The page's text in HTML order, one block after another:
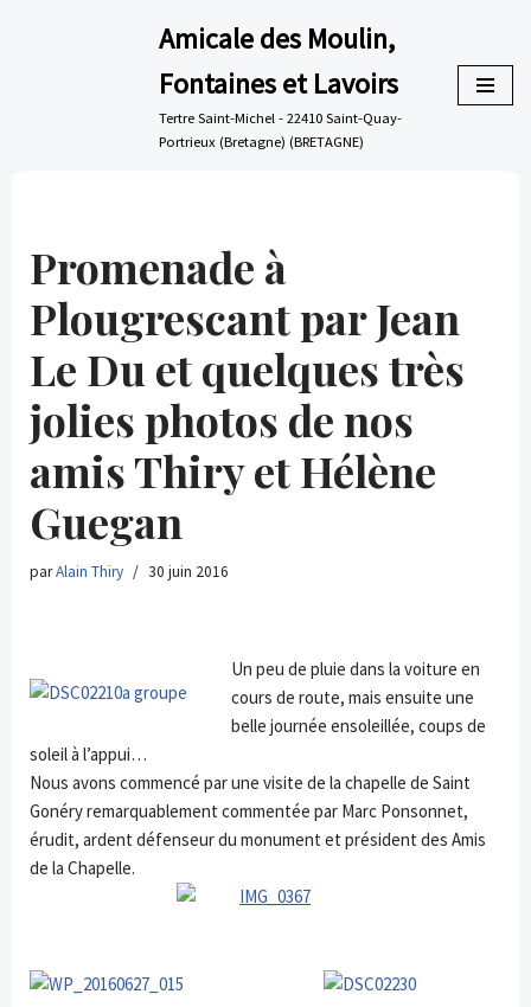
Amicale des Moulin,
Fontaines et Lavoirs
Tertre Saint-Michel - 22410 Saint-Quay-
Portrieux (Bretagne) (BRETAGNE)
Promenade à
Plougrescant par Jean
Le Du et quelques très
jolies photos de nos
amis Thiry et Hélène
Guegan
parAlain Thiry 30 juin 2016
Un peu de pluie dans la voiture en
cours de route, mais ensuite une
belle journée ensoleillée, coups de
soleil à l’appui…
Nous avons commencé par une visite de la chapelle de Saint
Gonéry remarquablement commentée par Marc Ponsonnet,
érudit, ardent défenseur du monument et président des Amis
de la Chapelle.